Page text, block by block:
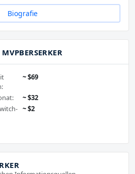
Biografie
~ $69
~ $32
~ $2